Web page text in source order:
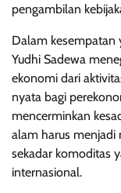
pengambilan
Dalam kesempatan
Yudhi Sadewa
ekonomi dari
nyata bagi
mencerminkan
alam harus menjadi
sekadar komoditas
internasional.